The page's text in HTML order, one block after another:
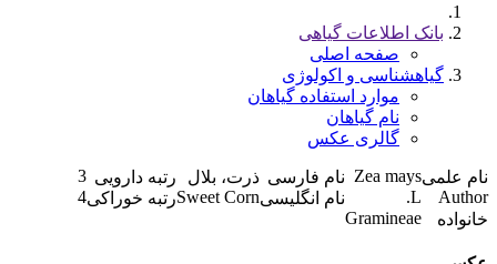
بانک اطلاعات گیاهی
صفحه اصلی
گیاهشناسی و اکولوژی
موارد استفاده گیاهان
نام گیاهان
گالری عکس
نام علمیZea mays نام فارسی ذرت، بلال رتبه دارویی 3
Author
L. نام انگلیسیSweet Cornرتبه خوراکی4
خانواده
Gramineae